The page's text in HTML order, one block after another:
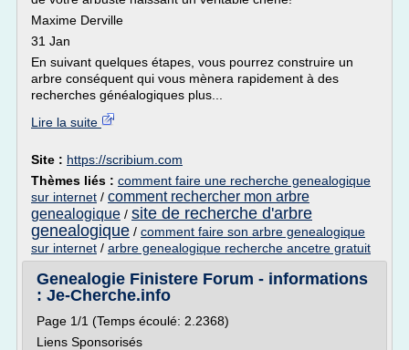
Maxime Derville
31 Jan
En suivant quelques étapes, vous pourrez construire un
arbre conséquent qui vous mènera rapidement à des
recherches généalogiques plus...
Lire la suite
Site : https://scribium.com
Thèmes liés : comment faire une recherche genealogique
sur internet / comment rechercher mon arbre
genealogique / site de recherche d'arbre
genealogique / comment faire son arbre genealogique
sur internet / arbre genealogique recherche ancetre gratuit
Genealogie Finistere Forum - informations
: Je-Cherche.info
Page 1/1 (Temps écoulé: 2.2368)
Liens Sponsorisés